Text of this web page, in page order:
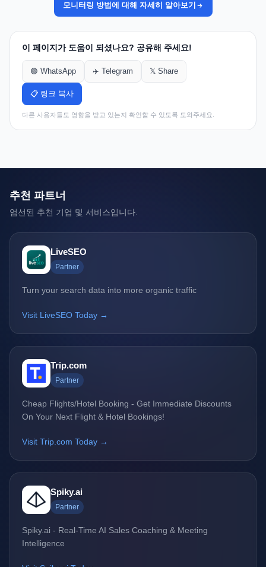
모니터링 방법에 대해 자세히 알아보기
이 페이지가 도움이 되셨나요? 공유해 주세요!
🟢 WhatsApp ✈️ Telegram 𝕏 Share
📋 링크 복사
다른 사용자들도 영향을 받고 있는지 확인할 수 있도록 도와주세요.
추천 파트너
엄선된 추천 기업 및 서비스입니다.
LiveSEO
Partner
Turn your search data into more organic traffic
Visit LiveSEO Today →
Trip.com
Partner
Cheap Flights/Hotel Booking - Get Immediate Discounts
On Your Next Flight & Hotel Bookings!
Visit Trip.com Today →
Spiky.ai
Partner
Spiky.ai - Real-Time AI Sales Coaching & Meeting
Intelligence